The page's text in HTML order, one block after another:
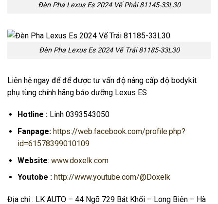
Đèn Pha Lexus Es 2024 Vế Phải 81145-33L30
Đèn Pha Lexus Es 2024 Vế Trái 81185-33L30
Liên hệ ngay để để được tư vấn độ nâng cấp độ bodykit
phụ tùng chính hãng bảo dưỡng Lexus ES
Hotline :Linh 0393543050
Fanpage: https://web.facebook.com/profile.php?
id=61578399010109
Website: www.doxelk.com
Youtobe : http://www.youtube.com/@Doxelk
Địa chỉ : LK AUTO – 44 Ngõ 729 Bát Khối – Long Biên – Hà